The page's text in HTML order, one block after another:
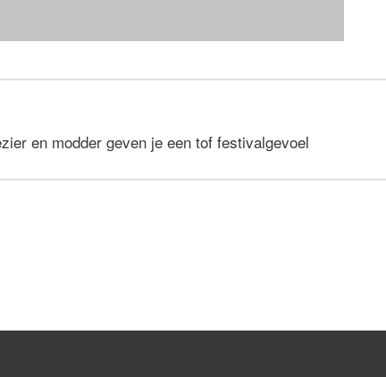
en modder geven je een tof festivalgevoel